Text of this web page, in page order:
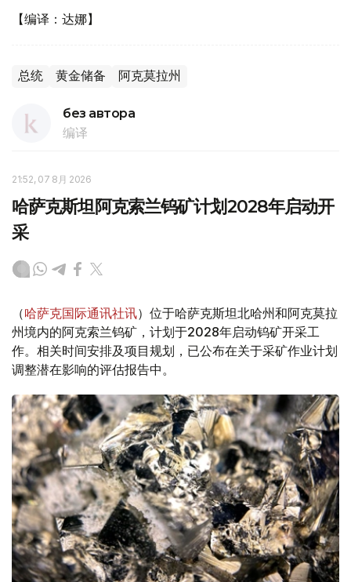
【编译：达娜】
总统 黄金储备 阿克莫拉州
без автора
编译
21:52, 07 8月 2026
哈萨克斯坦阿克索兰钨矿计划2028年启动开
采
（哈萨克国际通讯社讯）位于哈萨克斯坦北哈州和阿克莫拉
州境内的阿克索兰钨矿，计划于2028年启动钨矿开采工
作。相关时间安排及项目规划，已公布在关于采矿作业计划
调整潜在影响的评估报告中。